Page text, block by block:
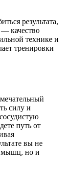
результата,
качество
технике и
тренировки
силу и
путь от
вы не
мышц, но и